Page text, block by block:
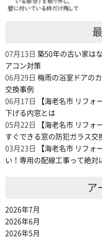
07月13日 築50年の古い家は
アコン対策
06月29日 梅雨の浴室ドアの
交換事例
06月17日
【海老名市 リフォ
下げる内窓とは
05月22日
【海老名市 リフォ
すぐできる窓の防犯ガラス交
03月23日
【海老名市 リフォ
い！専用の配線工事って絶対
ア
2026年7月
2026年6月
2026年5月